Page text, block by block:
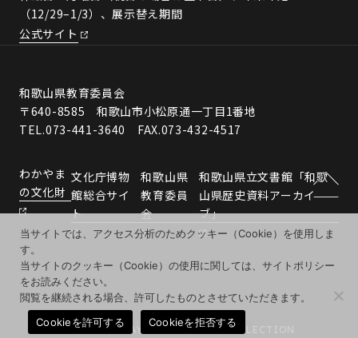
（12/29–1/3）、展示替え期間
公式サイト
和歌山県教育委員会
〒640-8585 和歌山市小松原通一丁目1番地
TEL.073-441-3640 FAX.073-432-4517
わかやま
の文化財
文化庁博物
館総合サイ
ト
和歌山県
教育委員
会
和歌山県立文書館「和歌
山県歴史資料アーカイ
ブ」
© 2026 WAKAYAMA MUSEUMS COLLECTION
当サイトでは、アクセス分析のためクッキー（Cookie）を使用しま
す。
当サイトのクッキー（Cookie）の使用に関しては、サイトポリシー
をお読みください。
閲覧を継続される場合、許可したものとさせていただきます。
Cookieを許可する
Cookieを拒否する